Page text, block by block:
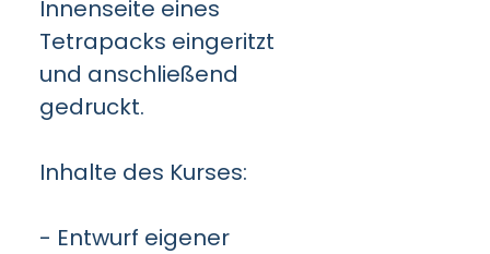
Innenseite eines
Tetrapacks eingeritzt
und anschließend
gedruckt.
Inhalte des Kurses:
- Entwurf eigener